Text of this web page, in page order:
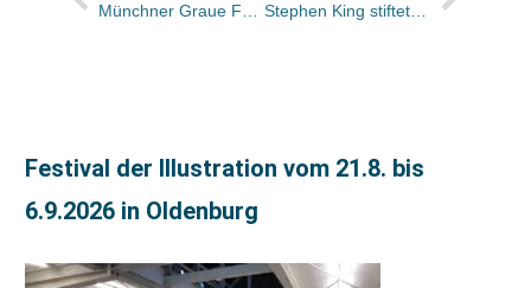
Festival der Illustration vom 21.8. bis
6.9.2026 in Oldenburg